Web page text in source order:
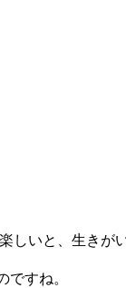
しいと、生きが
すね。